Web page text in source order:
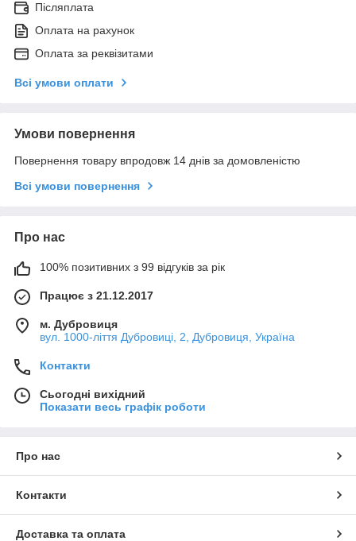
Післяплата
Оплата на рахунок
Оплата за реквізитами
Всі умови оплати
Умови повернення
Повернення товару впродовж 14 днів за домовленістю
Всі умови повернення
Про нас
100% позитивних з 99 відгуків за рік
Працює з 21.12.2017
м. Дубровиця
вул. 1000-ліття Дубровиці, 2, Дубровиця, Україна
Контакти
Сьогодні вихідний
Показати весь графік роботи
Про нас
Контакти
Доставка та оплата